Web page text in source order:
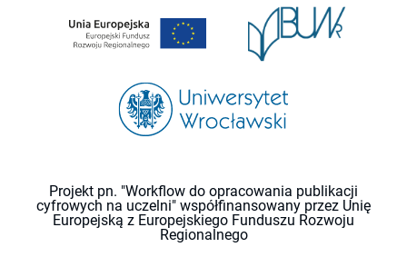
Projekt pn. "Workflow do opracowania publikacji
cyfrowych na uczelni" współfinansowany przez Unię
Europejską z Europejskiego Funduszu Rozwoju
Regionalnego